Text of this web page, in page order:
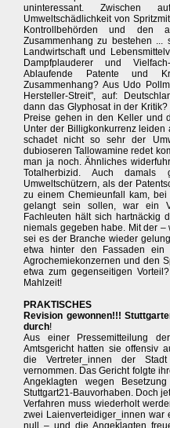
uninteressant. Zwischen
Umweltschädlichkeit von
Kontrollbehörden und den
Zusammenhang zu bestehen
Landwirtschaft und
Dampfplauderer und
Ablaufende Patente und
Zusammenhang? Aus Udo
Hersteller-Streit", auf:
dann das Glyphosat in der
Preise gehen in den Keller und
Unter der Billigkonkurrenz
schadet nicht so sehr der
dubioseren Tallowamine redet
man ja noch. Ähnliches
Totalherbizid. Auch
Umweltschützern, als der
zu einem Chemieunfall kam,
gelangt sein sollen, war ein
Fachleuten hält sich hartnäckig
niemals gegeben habe. Mit der
sei es der Branche wieder
etwa hinter den Fassaden ein
Agrochemiekonzernen und den
etwa zum gegenseitigen
Mahlzeit!
PRAKTISCHES
Revision gewonnen!!!
durch!
Aus einer Pressemitteilung
Amtsgericht hatten sie offensiv
die Vertreter_innen der
vernommen. Das Gericht folgte
Angeklagten wegen
Stuttgart21-Bauvorhaben. Doch
Verfahren muss wiederholt
zwei Laienverteidiger_innen war
null – und die Angeklagten